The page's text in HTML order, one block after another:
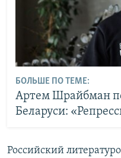
БОЛЬШЕ ПО ТЕМЕ:
Артем Шрайбман
Беларуси:
Российский